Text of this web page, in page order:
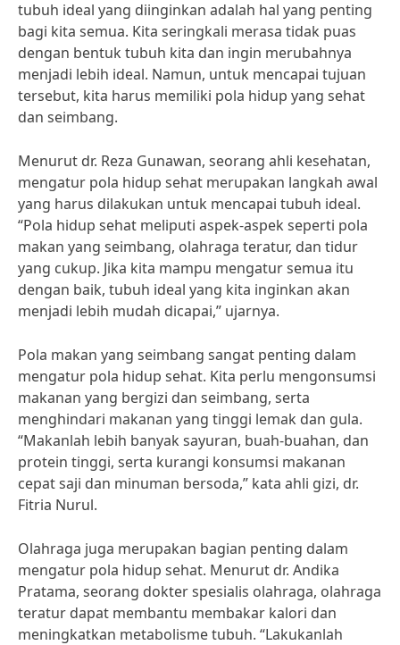
tubuh ideal yang diinginkan adalah hal yang penting
bagi kita semua. Kita seringkali merasa tidak puas
dengan bentuk tubuh kita dan ingin merubahnya
menjadi lebih ideal. Namun, untuk mencapai tujuan
tersebut, kita harus memiliki pola hidup yang sehat
dan seimbang.
Menurut dr. Reza Gunawan, seorang ahli kesehatan,
mengatur pola hidup sehat merupakan langkah awal
yang harus dilakukan untuk mencapai tubuh ideal.
“Pola hidup sehat meliputi aspek-aspek seperti pola
makan yang seimbang, olahraga teratur, dan tidur
yang cukup. Jika kita mampu mengatur semua itu
dengan baik, tubuh ideal yang kita inginkan akan
menjadi lebih mudah dicapai,” ujarnya.
Pola makan yang seimbang sangat penting dalam
mengatur pola hidup sehat. Kita perlu mengonsumsi
makanan yang bergizi dan seimbang, serta
menghindari makanan yang tinggi lemak dan gula.
“Makanlah lebih banyak sayuran, buah-buahan, dan
protein tinggi, serta kurangi konsumsi makanan
cepat saji dan minuman bersoda,” kata ahli gizi, dr.
Fitria Nurul.
Olahraga juga merupakan bagian penting dalam
mengatur pola hidup sehat. Menurut dr. Andika
Pratama, seorang dokter spesialis olahraga, olahraga
teratur dapat membantu membakar kalori dan
meningkatkan metabolisme tubuh. “Lakukanlah